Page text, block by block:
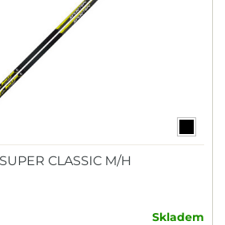
CLASSIC M/H
Skladem